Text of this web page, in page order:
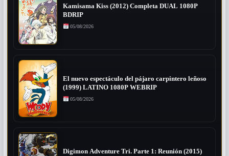
Kamisama Kiss (2012) Completa DUAL 1080P
BDRIP
05/08/2026
El nuevo espectáculo del pájaro carpintero leñoso
(1999) LATINO 1080P WEBRIP
05/08/2026
Digimon Adventure Tri. Parte 1: Reunión (2015)